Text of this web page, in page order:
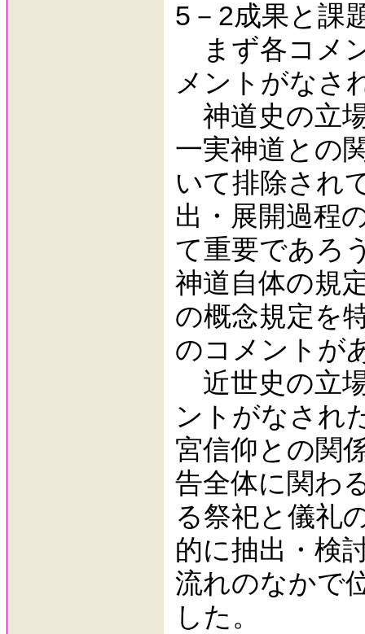
5－2成果と課
まず各コメ
メントがなさ
神道史の立
一実神道との
いて排除され
出・展開過程
て重要であろ
神道自体の規
の概念規定を
のコメントが
近世史の立
ントがなされ
宮信仰との関
告全体に関わ
る祭祀と儀礼
的に抽出・検
流れのなかで
した。